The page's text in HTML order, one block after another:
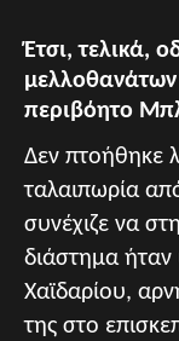
Έτσι, τελικά,
περιβόητο
Δεν πτοήθηκε
ταλαιπωρία
συνέχιζε να
διάστημα
Χαϊδαρίου,
της στο